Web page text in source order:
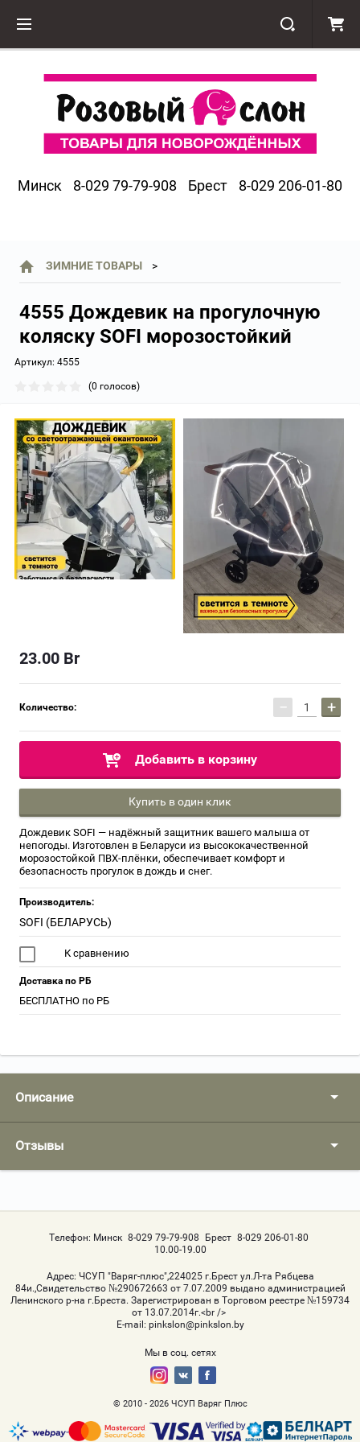
Минск 8-029 79-79-908 Брест 8-029 206-01-80
ЗИМНИЕ ТОВАРЫ
4555 Дождевик на прогулочную
коляску SOFI морозостойкий
Артикул: 4555
(0 голосов)
23.00 Br
Количество: − +
Добавить в корзину
Купить в один клик
Дождевик SOFI — надёжный защитник вашего малыша от
непогоды. Изготовлен в Беларуси из высококачественной
морозостойкой ПВХ‑плёнки, обеспечивает комфорт и
безопасность прогулок в дождь и снег.
Производитель:
SOFI (БЕЛАРУСЬ)
К сравнению
Доставка по РБ
БЕСПЛАТНО по РБ
Описание
Отзывы
Телефон: Минск 8-029 79-79-908 Брест 8-029 206-01-80
10.00-19.00
Адрес: ЧСУП "Варяг-плюс",224025 г.Брест ул.Л-та Рябцева
84и.,Свидетельство №290672663 от 7.07.2009 выдано администрацией
Ленинского р-на г.Бреста. Зарегистрирован в Торговом реестре №159734
от 13.07.2014г.<br />
Е-mail: pinkslon@pinkslon.by
Мы в соц. сетях
© 2010 - 2026 ЧСУП Варяг Плюс